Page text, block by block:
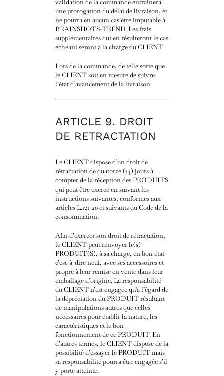
une prorogation du délai de livraison, et
ne pourra en aucun cas être imputable à
BRAINSHOTS-TREND. Les frais
supplémentaires qui en résulteront le cas
échéant seront à la charge du CLIENT.
Lors de la commande, de telle sorte que
le CLIENT soit en mesure de suivre
l’état d’avancement de la livraison.
ARTICLE 9. DROIT
DE RETRACTATION
Le CLIENT dispose d’un droit de
rétractation de quatorze (14) jours à
compter de la réception des PRODUITS
qui peut être exercé en suivant les
instructions suivantes, conformes aux
articles L.121-20 et suivants du Code de la
consommation.
Afin d’exercer son droit de rétractation,
le CLIENT peut renvoyer le(s)
PRODUIT(S), à sa charge, en bon état
c’est-à-dire neuf, avec ses accessoires et
propre à leur remise en vente dans leur
emballage d’origine. La responsabilité
du CLIENT n’est engagée qu’à l’égard de
la dépréciation du PRODUIT résultant
de manipulations autres que celles
nécessaires pour établir la nature, les
caractéristiques et le bon
fonctionnement de ce PRODUIT. En
d’autres termes, le CLIENT dispose de la
possibilité d’essayer le PRODUIT mais
sa responsabilité pourra être engagée s’il
y porte atteinte.